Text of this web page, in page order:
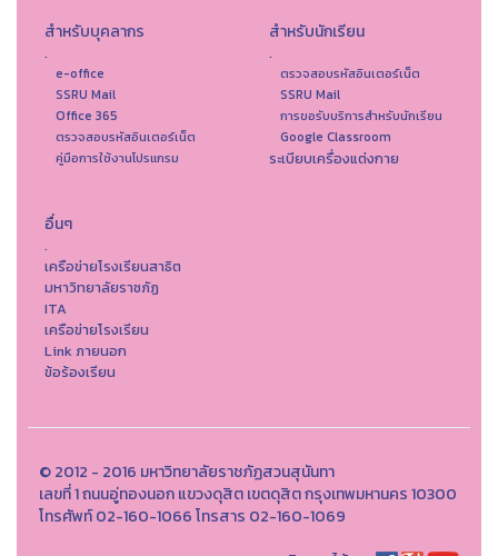
สำหรับบุคลากร
.
e-office
SSRU Mail
Office 365
ตรวจสอบรหัสอินเตอร์เน็ต
คู่มือการใช้งานโปรแกรม
สำหรับนักเรียน
.
ตรวจสอบรหัสอินเตอร์เน็ต
SSRU Mail
การขอรับบริการสำหรับนักเรียน
Google Classroom
ระเบียบเครื่องแต่งกาย
อื่นๆ
.
เครือข่ายโรงเรียนสาธิต
มหาวิทยาลัยราชภัฏ
ITA
เครือข่ายโรงเรียน
Link ภายนอก
ข้อร้องเรียน
© 2012 - 2016 มหาวิทยาลัยราชภัฏสวนสุนันทา
เลขที่ 1 ถนนอู่ทองนอก แขวงดุสิต เขตดุสิต กรุงเทพมหานคร 10300
โทรศัพท์ 02-160-1066 โทรสาร 02-160-1069